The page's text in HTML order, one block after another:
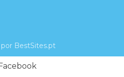
BestSites.pt